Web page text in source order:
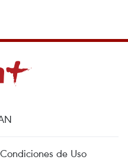
Condiciones de Uso